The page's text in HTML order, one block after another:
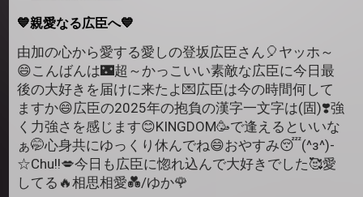
💙親愛なる広臣へ💙
由加の心から愛する愛しの登坂広臣さん🎈ヤッホ～
😄こんばんは🌃超～かっこいい素敵な広臣に今日最
後の大好きを届けに来たよ💌広臣は今の時間何して
ますか😄広臣の2025年の抱負の漢字一文字は(固)❣️強
く力強さを感じます😊KINGDOM🥳で逢えるといいな
ぁ🤭心身共にゆっくり休んでね😄おやすみ😴(^з^)-
☆Chu!!💋今日も広臣に惚れ込んで大好きでした🥰愛
してる🔥相思相愛💑/ゆか🌹